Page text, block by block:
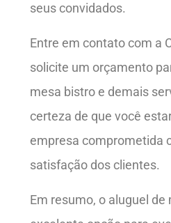
seus convidados.
Entre em contato com a
solicite um orçamento
mesa bistro e demais
certeza de que você
empresa comprometida
satisfação dos clientes.
Em resumo, o aluguel